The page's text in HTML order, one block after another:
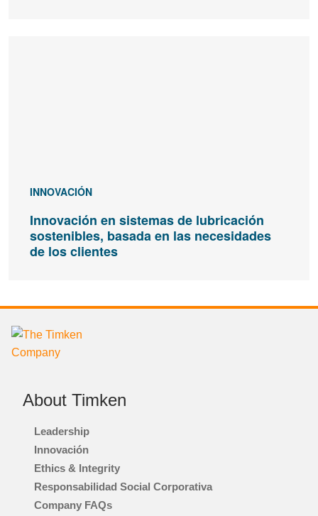
INNOVACIÓN
Innovación en sistemas de lubricación
sostenibles, basada en las necesidades
de los clientes
About Timken
Leadership
Innovación
Ethics & Integrity
Responsabilidad Social Corporativa
Company FAQs